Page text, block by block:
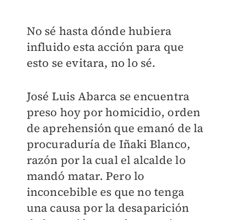
No sé hasta dónde hubiera
influido esta acción para que
esto se evitara, no lo sé.
José Luis Abarca se encuentra
preso hoy por homicidio, orden
de aprehensión que emanó de la
procuraduría de Iñaki Blanco,
razón por la cual el alcalde lo
mandó matar. Pero lo
inconcebible es que no tenga
una causa por la desaparición